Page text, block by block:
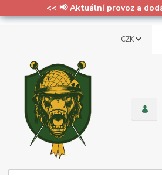
<< 📢 Aktuální provoz a
CZK